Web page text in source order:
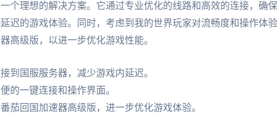
个理想的解决方案。它通过专业优化的线路和高效的连接，确
迟的游戏体验。同时，考虑到我的世界玩家对流畅度和操作体
高级版，以进一步优化游戏性能。
到国服服务器，减少游戏内延迟。
的一键连接和操作界面。
茄回国加速器高级版，进一步优化游戏体验。